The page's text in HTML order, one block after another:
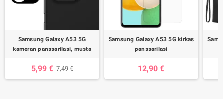
Samsung Galaxy A53 5G
kameran panssarilasi, musta
5,99 € 7,49 €
Samsung Galaxy A53 5G kirkas
panssarilasi
12,90 €